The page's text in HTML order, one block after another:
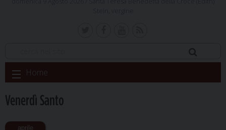
Skip
to
Home
Venerdì Santo